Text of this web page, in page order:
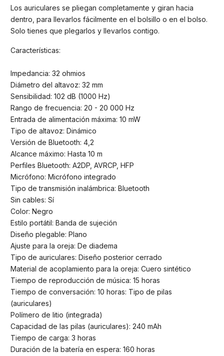
Los auriculares se pliegan completamente y giran hacia
dentro, para llevarlos fácilmente en el bolsillo o en el bolso.
Solo tienes que plegarlos y llevarlos contigo.
Características:
Impedancia: 32 ohmios
Diámetro del altavoz: 32 mm
Sensibilidad: 102 dB (1000 Hz)
Rango de frecuencia: 20 - 20 000 Hz
Entrada de alimentación máxima: 10 mW
Tipo de altavoz: Dinámico
Versión de Bluetooth: 4,2
Alcance máximo: Hasta 10 m
Perfiles Bluetooth: A2DP, AVRCP, HFP
Micrófono: Micrófono integrado
Tipo de transmisión inalámbrica: Bluetooth
Sin cables: Sí
Color: Negro
Estilo portátil: Banda de sujeción
Diseño plegable: Plano
Ajuste para la oreja: De diadema
Tipo de auriculares: Diseño posterior cerrado
Material de acoplamiento para la oreja: Cuero sintético
Tiempo de reproducción de música: 15 horas
Tiempo de conversación: 10 horas: Tipo de pilas
(auriculares)
Polímero de litio (integrada)
Capacidad de las pilas (auriculares): 240 mAh
Tiempo de carga: 3 horas
Duración de la batería en espera: 160 horas